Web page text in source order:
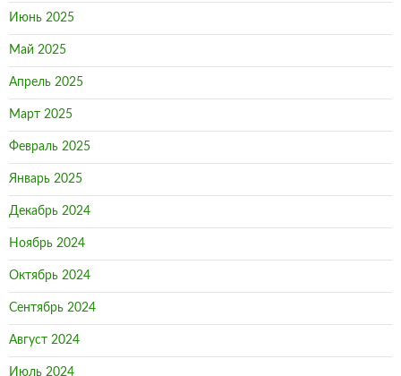
Июнь 2025
Май 2025
Апрель 2025
Март 2025
Февраль 2025
Январь 2025
Декабрь 2024
Ноябрь 2024
Октябрь 2024
Сентябрь 2024
Август 2024
Июль 2024